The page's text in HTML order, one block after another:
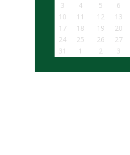
3
4 5 6
10
11 12 13
17
18 19 20
24
25 26 27
31
1 2 3